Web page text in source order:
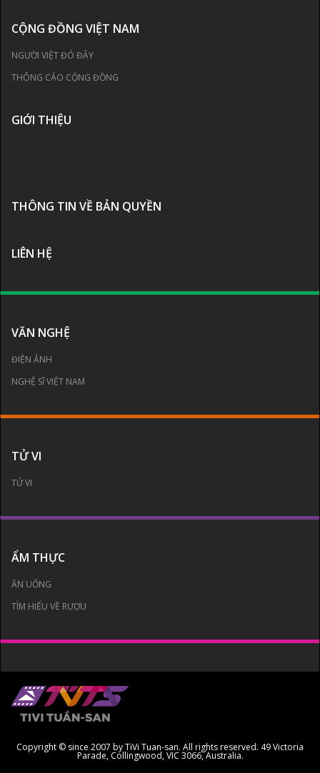
CỘNG ĐỒNG VIỆT NAM
NGƯỜI VIỆT ĐÓ ĐÂY
THÔNG CÁO CỘNG ĐỒNG
GIỚI THIỆU
THÔNG TIN VỀ BẢN QUYỀN
LIÊN HỆ
VĂN NGHỆ
ĐIỆN ẢNH
NGHỆ SĨ VIỆT NAM
TỬ VI
TỬ VI
ẨM THỰC
ĂN UỐNG
TÌM HIỂU VỀ RƯỢU
Copyright © since 2007 by TiVi Tuan-san. All rights reserved. 49 Victoria
Parade, Collingwood, VIC 3066, Australia.